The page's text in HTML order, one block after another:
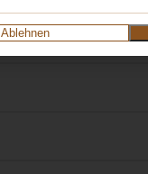
Ablehnen